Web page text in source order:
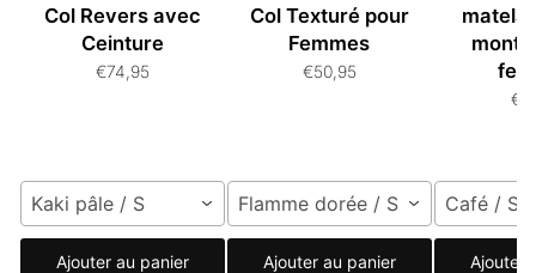
Col Revers avec
Ceinture
€74,95
Kaki pâle / S
Ajouter au panier
Col Texturé pour
Femmes
€50,95
Flamme dorée / S
Ajouter au panier
Café / S
Ajouter